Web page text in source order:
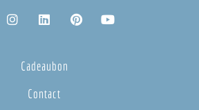
Cadeaubon
Contact